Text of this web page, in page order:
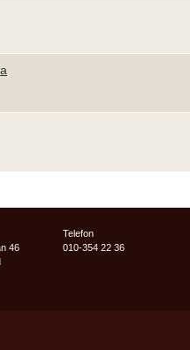
46
Telefon
010-354 22 36